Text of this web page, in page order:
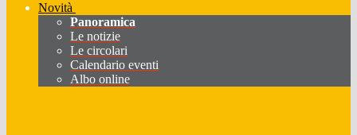
Novità
Panoramica
Le notizie
Le circolari
Calendario eventi
Albo online